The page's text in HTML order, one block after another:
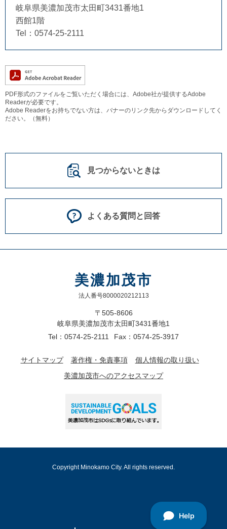
岐阜県美濃加茂市太田町3431番地1
西館1階
Tel：0574-25-2111
PDF形式のファイルをご覧いただく場合には、Adobe社が提供するAdobe
Readerが必要です。
Adobe Readerをお持ちでない方は、バナーのリンク先からダウンロードしてく
ださい。（無料）
見つからないときは
よくある質問と回答
美濃加茂市
法人番号8000020212113
〒505-8606
岐阜県美濃加茂市太田町3431番地1
Tel：0574-25-2111
Fax：0574-25-3917
サイトマップ 著作権・免責事項
個人情報の取り扱い
美濃加茂市へのアクセスマップ
Copyright Minokamo City. All rights reserved.